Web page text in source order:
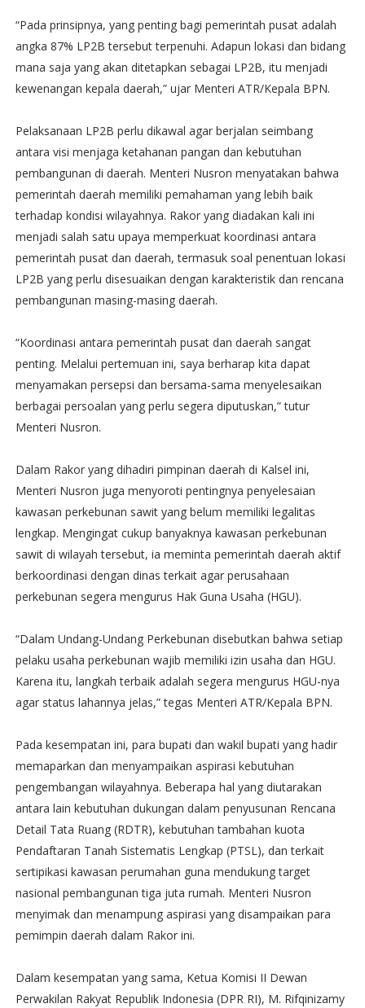
“Pada prinsipnya, yang penting bagi pemerintah pusat adalah
angka 87% LP2B tersebut terpenuhi. Adapun lokasi dan bidang
mana saja yang akan ditetapkan sebagai LP2B, itu menjadi
kewenangan kepala daerah,” ujar Menteri ATR/Kepala BPN.
Pelaksanaan LP2B perlu dikawal agar berjalan seimbang
antara visi menjaga ketahanan pangan dan kebutuhan
pembangunan di daerah. Menteri Nusron menyatakan bahwa
pemerintah daerah memiliki pemahaman yang lebih baik
terhadap kondisi wilayahnya. Rakor yang diadakan kali ini
menjadi salah satu upaya memperkuat koordinasi antara
pemerintah pusat dan daerah, termasuk soal penentuan lokasi
LP2B yang perlu disesuaikan dengan karakteristik dan rencana
pembangunan masing-masing daerah.
“Koordinasi antara pemerintah pusat dan daerah sangat
penting. Melalui pertemuan ini, saya berharap kita dapat
menyamakan persepsi dan bersama-sama menyelesaikan
berbagai persoalan yang perlu segera diputuskan,” tutur
Menteri Nusron.
Dalam Rakor yang dihadiri pimpinan daerah di Kalsel ini,
Menteri Nusron juga menyoroti pentingnya penyelesaian
kawasan perkebunan sawit yang belum memiliki legalitas
lengkap. Mengingat cukup banyaknya kawasan perkebunan
sawit di wilayah tersebut, ia meminta pemerintah daerah aktif
berkoordinasi dengan dinas terkait agar perusahaan
perkebunan segera mengurus Hak Guna Usaha (HGU).
“Dalam Undang-Undang Perkebunan disebutkan bahwa setiap
pelaku usaha perkebunan wajib memiliki izin usaha dan HGU.
Karena itu, langkah terbaik adalah segera mengurus HGU-nya
agar status lahannya jelas,” tegas Menteri ATR/Kepala BPN.
Pada kesempatan ini, para bupati dan wakil bupati yang hadir
memaparkan dan menyampaikan aspirasi kebutuhan
pengembangan wilayahnya. Beberapa hal yang diutarakan
antara lain kebutuhan dukungan dalam penyusunan Rencana
Detail Tata Ruang (RDTR), kebutuhan tambahan kuota
Pendaftaran Tanah Sistematis Lengkap (PTSL), dan terkait
sertipikasi kawasan perumahan guna mendukung target
nasional pembangunan tiga juta rumah. Menteri Nusron
menyimak dan menampung aspirasi yang disampaikan para
pemimpin daerah dalam Rakor ini.
Dalam kesempatan yang sama, Ketua Komisi II Dewan
Perwakilan Rakyat Republik Indonesia (DPR RI), M. Rifqinizamy